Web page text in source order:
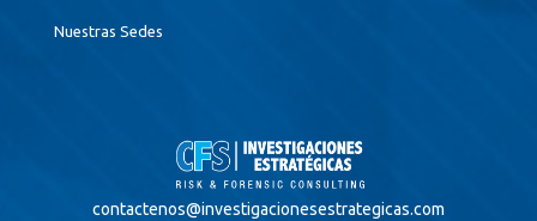
Nuestras Sedes
contactenos@investigacionesestrategicas.com